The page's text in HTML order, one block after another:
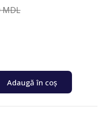
MDL
Adaugă în coș